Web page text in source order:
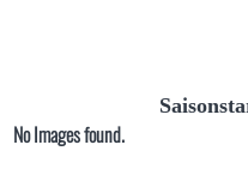
No Images found.